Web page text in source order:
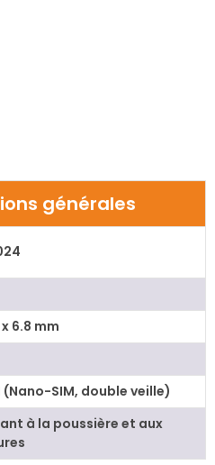
générales
6.8 mm
(Nano-SIM, double veille)
à la poussière et aux